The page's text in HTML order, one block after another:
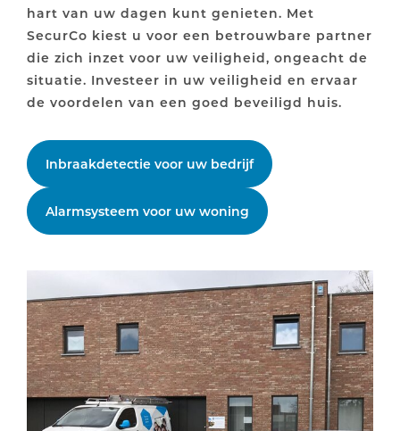
hart van uw dagen kunt genieten. Met
SecurCo kiest u voor een betrouwbare partner
die zich inzet voor uw veiligheid, ongeacht de
situatie. Investeer in uw veiligheid en ervaar
de voordelen van een goed beveiligd huis.
Inbraakdetectie voor uw bedrijf
Alarmsysteem voor uw woning